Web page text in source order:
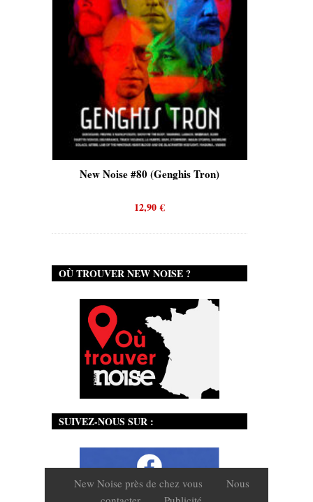
New Noise #80 (Genghis Tron)
12,90€
OÙ TROUVER NEW NOISE ?
SUIVEZ-NOUS SUR :
New Noise près de chez vous
Nous